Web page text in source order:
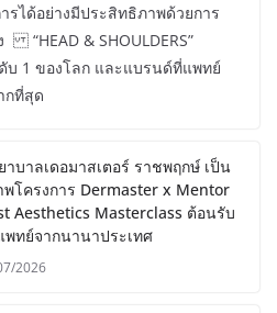
ได้อย่างมีประสิทธิภาพด้วยการ
“HEAD & SHOULDERS”
1 ของโลก และแบรนด์ที่แพทย์
กที่สุด
าบาลเดอมาสเตอร์ ราชพฤกษ์ เป็น
พโครงการ Dermaster x Mentor
Aesthetics Masterclass ต้อนรับ
ทย์จากนานาประเทศ
2026